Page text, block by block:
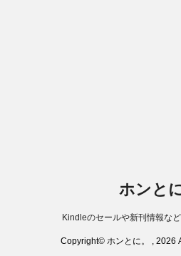
ホンとに
Kindleのセールや新刊情報な
Copyright© ホンとに。 , 2026